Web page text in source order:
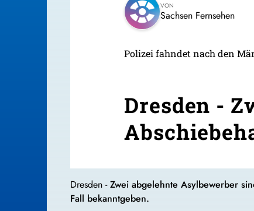
VON
Sachsen Fernsehen
Polizei fahndet nach den
Dresden -
Dresden -Zwei abgelehnte Asylbewerber
Fall bekanntgeben.